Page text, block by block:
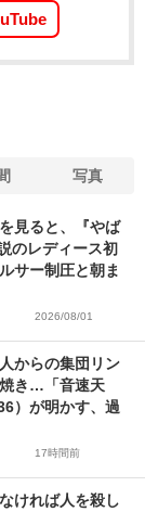
写真
見ると、『やば
のレディース初
サー制圧と朝ま
2026/08/01
からの集団リン
き…「音速天
）が明かす、過
17時間前
ければ人を殺し